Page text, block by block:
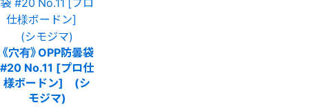
《穴有》OPP防曇袋
#20 No.11 [プロ仕
様ボードン] (シ
モジマ)